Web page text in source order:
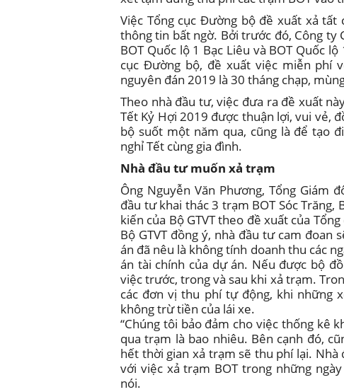
Việc Tổng cục Đường bộ đề xuất xả
thông tin bất ngờ. Bởi trước đó, Công ty
BOT Quốc lộ 1 Bạc Liêu và BOT Quốc
cục Đường bộ, đề xuất việc miễn phí
nguyên đán 2019 là 30 tháng chạp,
Theo nhà đầu tư, việc đưa ra đề xuất
Tết Kỷ Hợi 2019 được thuận lợi, vui vẻ,
bộ suốt một năm qua, cũng là để tạo
nghỉ Tết cùng gia đình.
Nhà đầu tư muốn xả trạm
Ông Nguyễn Văn Phương, Tổng Giám
đầu tư khai thác 3 trạm BOT Sóc Trăng,
kiến của Bộ GTVT theo đề xuất của
Bộ GTVT đồng ý, nhà đầu tư cam
án đã nêu là không tính doanh thu các
án tài chính của dự án. Nếu được bộ
việc trước, trong và sau khi xả trạm.
các đơn vị thu phí tự động, khi những
không trừ tiền của lái xe.
“Chúng tôi bảo đảm cho việc thống kê
qua trạm là bao nhiêu. Bên cạnh đó,
hết thời gian xả trạm sẽ thu phí lại. Nhà
với việc xả trạm BOT trong những
nói.